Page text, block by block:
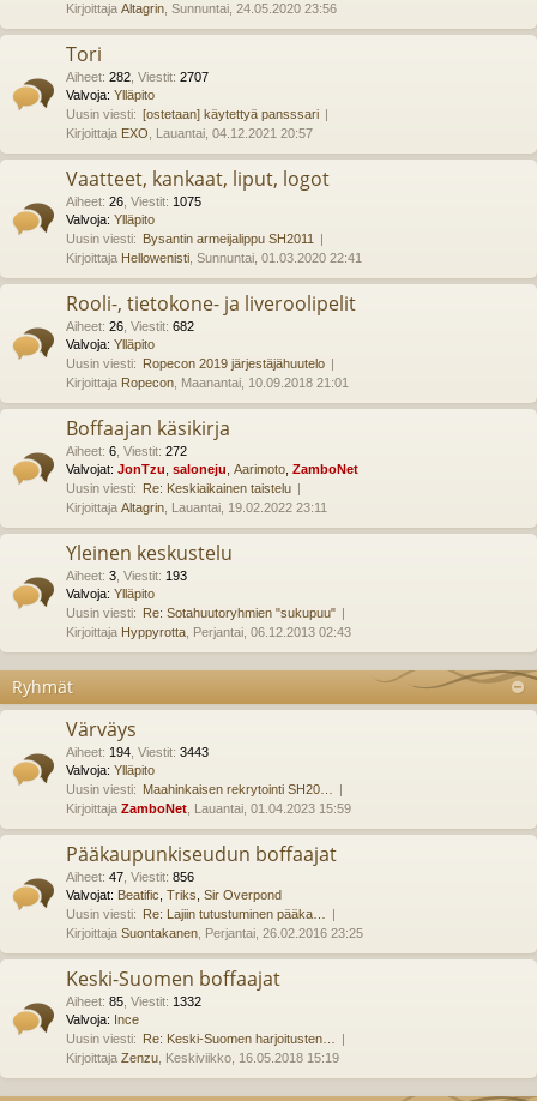
Kirjoittaja Altagrin , Sunnuntai, 24.05.2020 23:56
Tori
Aiheet: 282 Viestit: 2707
Valvoja: Ylläpito
Uusin viesti: [ostetaan] käytettyä pansssari
Kirjoittaja EXO , Lauantai, 04.12.2021 20:57
Vaatteet, kankaat, liput, logot
Aiheet: 26 Viestit: 1075
Valvoja: Ylläpito
Uusin viesti: Bysantin armeijalippu SH2011
Kirjoittaja Hellowenisti , Sunnuntai, 01.03.2020 22:41
Rooli-, tietokone- ja liveroolipelit
Aiheet: 26 Viestit: 682
Valvoja: Ylläpito
Uusin viesti: Ropecon 2019 järjestäjähuutelo
Kirjoittaja Ropecon , Maanantai, 10.09.2018 21:01
Boffaajan käsikirja
Aiheet: 6 Viestit: 272
Valvojat: JonTzu saloneju Aarimoto ZamboNet
Uusin viesti: Re: Keskiaikainen taistelu
Kirjoittaja Altagrin , Lauantai, 19.02.2022 23:11
Yleinen keskustelu
Aiheet: 3 Viestit: 193
Valvoja: Ylläpito
Uusin viesti: Re: Sotahuutoryhmien "sukupuu"
Kirjoittaja Hyppyrotta , Perjantai, 06.12.2013 02:43
Ryhmät
Värväys
Aiheet: 194 Viestit: 3443
Valvoja: Ylläpito
Uusin viesti: Maahinkaisen rekrytointi SH20…
Kirjoittaja ZamboNet , Lauantai, 01.04.2023 15:59
Pääkaupunkiseudun boffaajat
Aiheet: 47 Viestit: 856
Valvojat: Beatific Triks Sir Overpond
Uusin viesti: Re: Lajiin tutustuminen pääka…
Kirjoittaja Suontakanen , Perjantai, 26.02.2016 23:25
Keski-Suomen boffaajat
Aiheet: 85 Viestit: 1332
Valvoja: Ince
Uusin viesti: Re: Keski-Suomen harjoitusten…
Kirjoittaja Zenzu , Keskiviikko, 16.05.2018 15:19